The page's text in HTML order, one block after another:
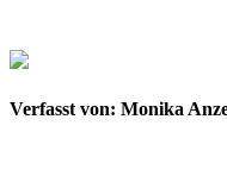
Verfasst von: Monika